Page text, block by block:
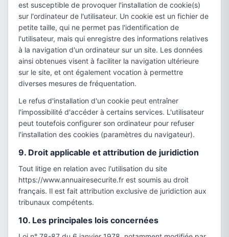
est susceptible de provoquer l'installation de cookie(s)
sur l'ordinateur de l'utilisateur. Un cookie est un fichier de
petite taille, qui ne permet pas l'identification de
l'utilisateur, mais qui enregistre des informations relatives
à la navigation d'un ordinateur sur un site. Les données
ainsi obtenues visent à faciliter la navigation ultérieure
sur le site, et ont également vocation à permettre
diverses mesures de fréquentation.
Le refus d'installation d'un cookie peut entraîner
l'impossibilité d'accéder à certains services. L'utilisateur
peut toutefois configurer son ordinateur pour refuser
l'installation des cookies (paramètres du navigateur).
9. Droit applicable et attribution de juridiction
Tout litige en relation avec l'utilisation du site
https://www.annuairesecurite.fr est soumis au droit
français. Il est fait attribution exclusive de juridiction aux
tribunaux compétents.
10. Les principales lois concernées